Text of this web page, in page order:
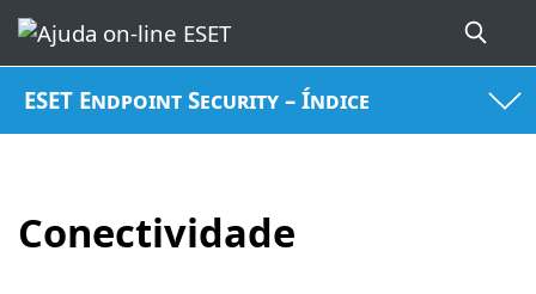
ESET Endpoint Security – Índice
Conectividade